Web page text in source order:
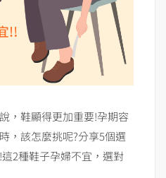
，鞋顯得更加重要!孕期容
，該怎麼挑呢?分享5個選
2種鞋子孕婦不宜，選對